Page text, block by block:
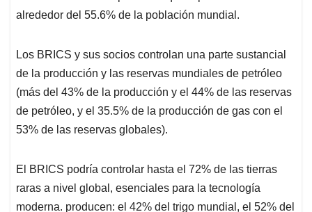
alrededor del 55.6% de la población mundial.
Los BRICS y sus socios controlan una parte sustancial
de la producción y las reservas mundiales de petróleo
(más del 43% de la producción y el 44% de las reservas
de petróleo, y el 35.5% de la producción de gas con el
53% de las reservas globales).
El BRICS podría controlar hasta el 72% de las tierras
raras a nivel global, esenciales para la tecnología
moderna. producen: el 42% del trigo mundial, el 52% del